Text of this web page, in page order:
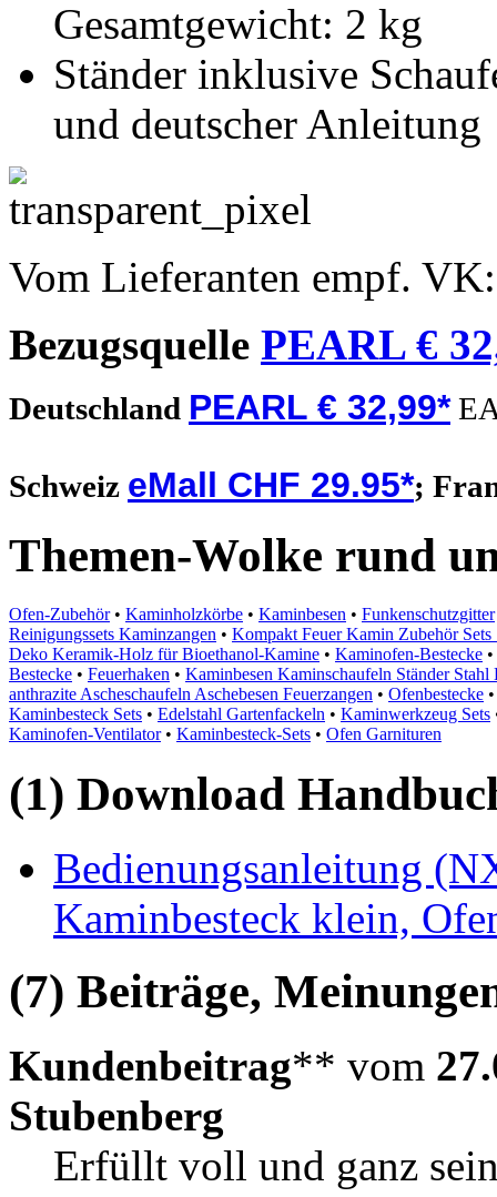
Gesamtgewicht: 2 kg
Ständer inklusive
und deutscher Anleitung
Vom Lieferanten empf.
Bezugsquelle PEARL €
Deutschland PEARL € 32,99*
Schweiz eMall CHF 29.95*;
Themen-Wolke rund
Ofen-Zubehör• Kaminholzkörbe • Kaminbesen • Funkenschutzgitter
Reinigungssets Kaminzangen • Kompakt Feuer Kamin Zubehör Sets
Deko Keramik-Holz für Bioethanol-Kamine • Kaminofen-Bestecke •
Bestecke • Feuerhaken • Kaminbesen Kaminschaufeln Ständer
anthrazite Ascheschaufeln Aschebesen Feuerzangen • Ofenbestecke
Kaminbesteck Sets • Edelstahl Gartenfackeln • Kaminwerkzeug Sets
Kaminofen-Ventilator• Kaminbesteck-Sets • Ofen Garnituren
(1) Download
Bedienungsanleitung
Kaminbesteck klein,
(7) Beiträge,
Kundenbeitrag** vom
Stubenberg
Erfüllt voll und ganz